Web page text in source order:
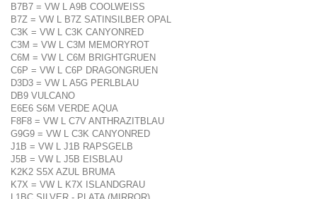
B7B7 = VW L A9B COOLWEISS
B7Z = VW L B7Z SATINSILBER OPAL
C3K = VW L C3K CANYONRED
C3M = VW L C3M MEMORYROT
C6M = VW L C6M BRIGHTGRUEN
C6P = VW L C6P DRAGONGRUEN
D3D3 = VW L A5G PERLBLAU
DB9 VULCANO
E6E6 S6M VERDE AQUA
F8F8 = VW L C7V ANTHRAZITBLAU
G9G9 = VW L C3K CANYONRED
J1B = VW L J1B RAPSGELB
J5B = VW L J5B EISBLAU
K2K2 S5X AZUL BRUMA
K7X = VW L K7X ISLANDGRAU